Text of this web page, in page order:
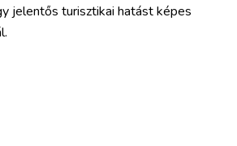
jelentős turisztikai hatást képes